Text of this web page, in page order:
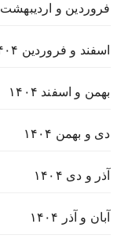
فروردین و اردیبهشت ۱۴۰۵
اسفند و فروردین ۱۴۰۴
بهمن و اسفند ۱۴۰۴
دی و بهمن ۱۴۰۴
آذر و دی ۱۴۰۴
آبان و آذر ۱۴۰۴